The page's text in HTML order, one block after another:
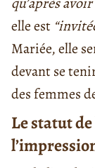
elle est
Mariée, elle
devant se
des femmes
Le statut